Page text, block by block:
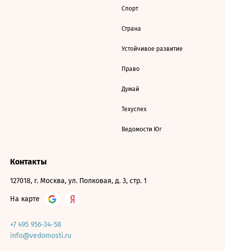
Спорт
Страна
Устойчивое развитие
Право
Думай
Техуспех
Ведомости Юг
Контакты
127018, г. Москва, ул. Полковая, д. 3, стр. 1
На карте
+7 495 956-34-58
info@vedomosti.ru